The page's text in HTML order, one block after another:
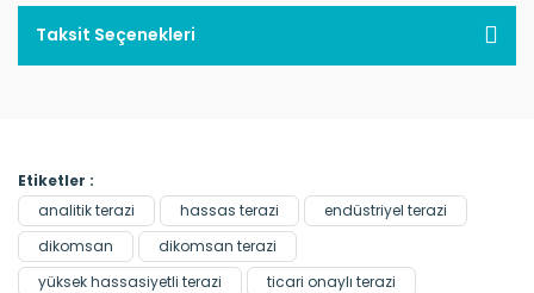
Taksit Seçenekleri
Etiketler :
analitik terazi
hassas terazi
endüstriyel terazi
dikomsan
dikomsan terazi
yüksek hassasiyetli terazi
ticari onaylı terazi